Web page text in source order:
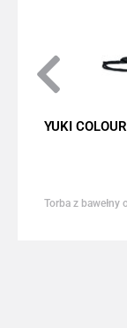
YUKI COLOUR
Torba z bawełny